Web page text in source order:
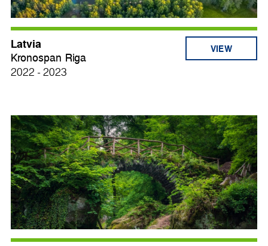
Latvia
Kronospan Riga
2022 - 2023
VIEW